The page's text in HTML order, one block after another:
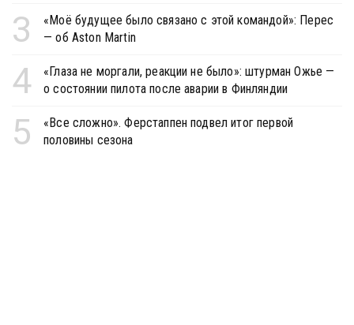
3
«Моё будущее было связано с этой командой»: Перес
— об Aston Martin
4
«Глаза не моргали, реакции не было»: штурман Ожье —
о состоянии пилота после аварии в Финляндии
5
«Все сложно». Ферстаппен подвел итог первой
половины сезона